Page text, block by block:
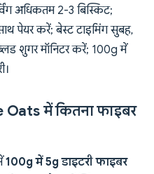
अधिकतम 2-3 बिस्किट;
पेयर करें; बेस्ट टाइमिंग सुबह,
शुगर मॉनिटर करें; 100g में
में कितना फाइबर
100g में 5g डाइटरी फाइबर